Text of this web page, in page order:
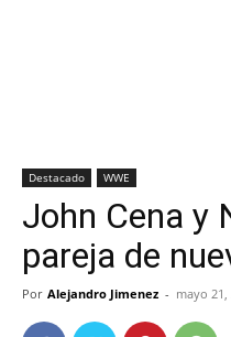
Destacado WWE
John Cena y
pareja de
Por Alejandro Jimenez - mayo 21,